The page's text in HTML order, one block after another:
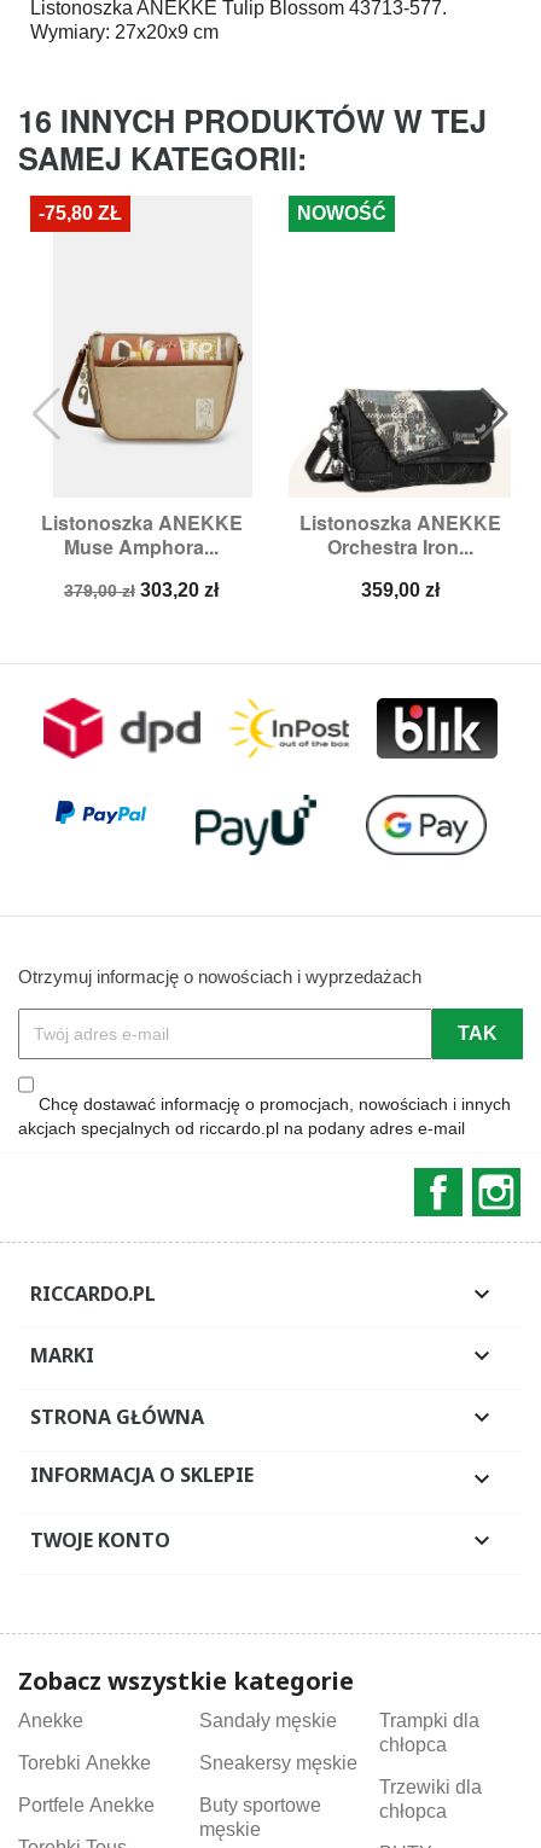
Listonoszka ANEKKE Tulip Blossom 43713-577.
Wymiary: 27x20x9 cm
16 INNYCH PRODUKTÓW W TEJ
SAMEJ KATEGORII:
Listonoszka ANEKKE
Muse Amphora...
Cena
379,00 zł Cena
303,20 zł
-75,80 ZŁ
Listonoszka ANEKKE
Orchestra Iron...
Cena
359,00 zł
NOWOŚĆ
Otrzymuj informację o nowościach i wyprzedażach
Chcę dostawać informację o promocjach, nowościach i innych
akcjach specjalnych od riccardo.pl na podany adres e-mail
RICCARDO.PL 
MARKI 
STRONA GŁÓWNA 
INFORMACJA O SKLEPIE 
TWOJE KONTO 
Zobacz wszystkie kategorie
Anekke
Torebki Anekke
Portfele Anekke
Sandały męskie
Sneakersy męskie
Buty sportowe
męskie
Trampki dla
chłopca
Trzewiki dla
chłopca